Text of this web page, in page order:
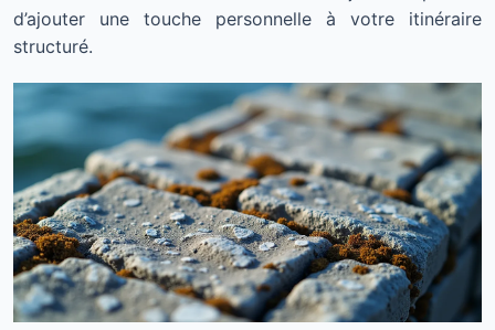
d’ajouter une touche personnelle à votre itinéraire
structuré.